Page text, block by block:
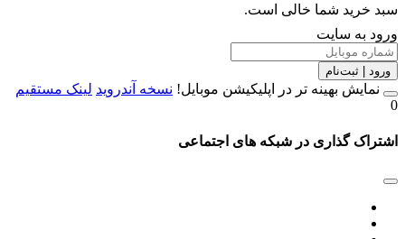
شما خالی است.
سایت
بهینه تر در اپلیکیشن موبایل!نسخه آندروید لینک مستقیم
در شبکه های اجتماعی